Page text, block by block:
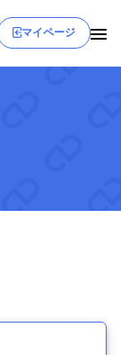
マイページ